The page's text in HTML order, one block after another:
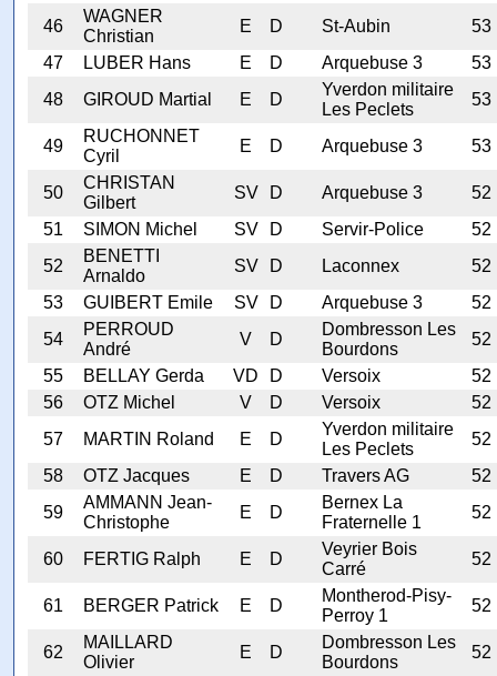
46
WAGNER
Christian
E D St-Aubin
53
47
LUBER Hans E D Arquebuse 3
53
48
GIROUD Martial E D
Yverdon militaire
Les Peclets
53
49
RUCHONNET
Cyril
E D Arquebuse 3 53
50
CHRISTAN
Gilbert
SV D Arquebuse 3
52
51
SIMON Michel SV D Servir-Police
52
52
BENETTI
Arnaldo
SV D Laconnex
52
53
GUIBERT Emile SV D Arquebuse 3
52
54
PERROUD
André
V D
Dombresson Les
Bourdons
52
55
BELLAY Gerda VD D Versoix
52
56
OTZ Michel V D Versoix
52
57
MARTIN Roland E D
Yverdon militaire
Les Peclets
52
58
OTZ Jacques E D Travers AG
52
59
AMMANN Jean-
Christophe
E D
Bernex La
Fraternelle 1
52
60 FERTIG Ralph E D
Veyrier Bois
Carré
52
61 BERGER Patrick E D
Montherod-Pisy-
Perroy 1
52
62
MAILLARD
Olivier
E D
Dombresson Les
Bourdons
52